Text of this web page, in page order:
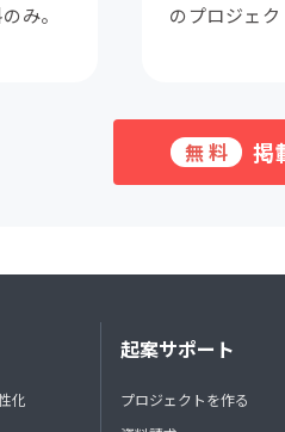
み。
のプロジェク
無料 掲
化
起案サポート
プロジェクトを作る